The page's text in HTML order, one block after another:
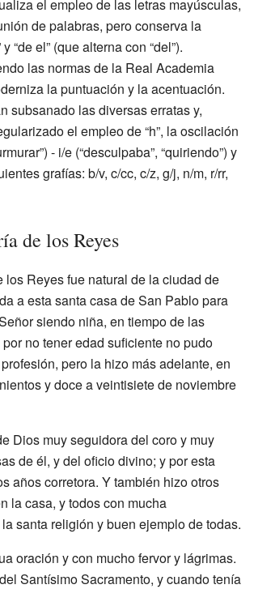
el empleo de las letras mayúsculas,
de palabras, pero conserva la
“de el” (que alterna con “del”).
las normas de la Real Academia
la puntuación y la acentuación.
subsanado las diversas erratas y,
el empleo de “h”, la oscilación
- i/e (“desculpaba”, “quiriendo”) y
grafías: b/v, c/cc, c/z, g/j, n/m, r/rr,
de los Reyes
los Reyes fue natural de la ciudad de
a esta santa casa de San Pablo para
siendo niña, en tiempo de las
no tener edad suficiente no pudo
pero la hizo más adelante, en
y doce a veintisiete de noviembre
Dios muy seguidora del coro y muy
de él, y del oficio divino; y por esta
años corretora. Y también hizo otros
la casa, y todos con mucha
santa religión y buen ejemplo de todas.
oración y con mucho fervor y lágrimas.
Santísimo Sacramento, y cuando tenía